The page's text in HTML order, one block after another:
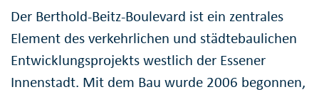
Der Berthold-Beitz-Boulevard ist ein zentrales
Element des verkehrlichen und städtebaulichen
Entwicklungsprojekts westlich der Essener
Innenstadt. Mit dem Bau wurde 2006 begonnen,